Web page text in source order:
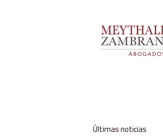
Últimas noticias